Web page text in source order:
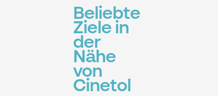
Beliebte
Ziele in
der
Nähe
von
Cinetol